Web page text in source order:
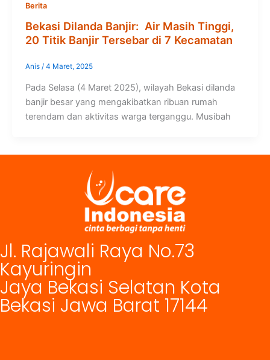
Berita
Bekasi Dilanda Banjir: Air Masih Tinggi,
20 Titik Banjir Tersebar di 7 Kecamatan
Anis / 4 Maret, 2025
Pada Selasa (4 Maret 2025), wilayah Bekasi dilanda
banjir besar yang mengakibatkan ribuan rumah
terendam dan aktivitas warga terganggu. Musibah
Jl. Rajawali Raya No.73
Kayuringin
Jaya Bekasi Selatan Kota
Bekasi Jawa Barat 17144